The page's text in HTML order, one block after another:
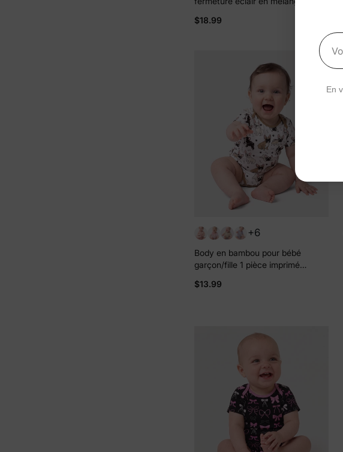
clair
$18.99
+6
Body en bambou pour bébé
garçon/fille 1 pièce imprimé
$13.99
En